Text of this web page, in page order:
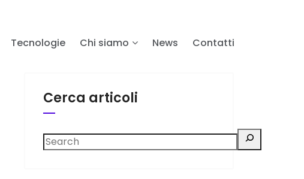
Tecnologie Chi siamo News Contatti
Cerca articoli